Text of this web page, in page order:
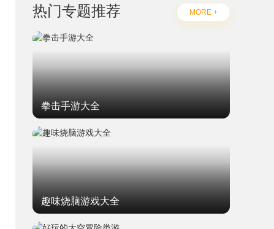
热门专题推荐 MORE +
拳击手游大全
趣味烧脑游戏大全